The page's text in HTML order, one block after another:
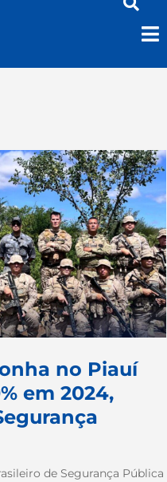
no Piauí
em 2024,
de Segurança Pública